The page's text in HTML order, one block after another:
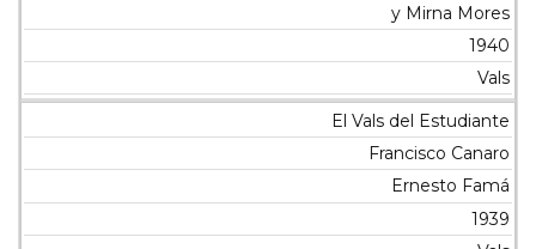
y Mirna Mores
1940
Vals
El Vals del Estudiante
Francisco Canaro
Ernesto Famá
1939